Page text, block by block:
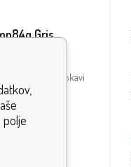
Gris
Klein z dolgimi rokavi
stilskem diza
polje